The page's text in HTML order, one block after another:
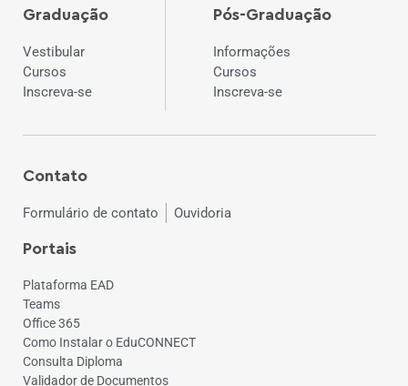
Graduação
Vestibular
Cursos
Inscreva-se
Pós-Graduação
Informações
Cursos
Inscreva-se
Contato
Formulário de contato Ouvidoria
Portais
Plataforma EAD
Teams
Office 365
Como Instalar o EduCONNECT
Consulta Diploma
Validador de Documentos